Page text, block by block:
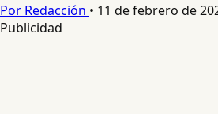
Por Redacción • 11 de febrero de
Publicidad